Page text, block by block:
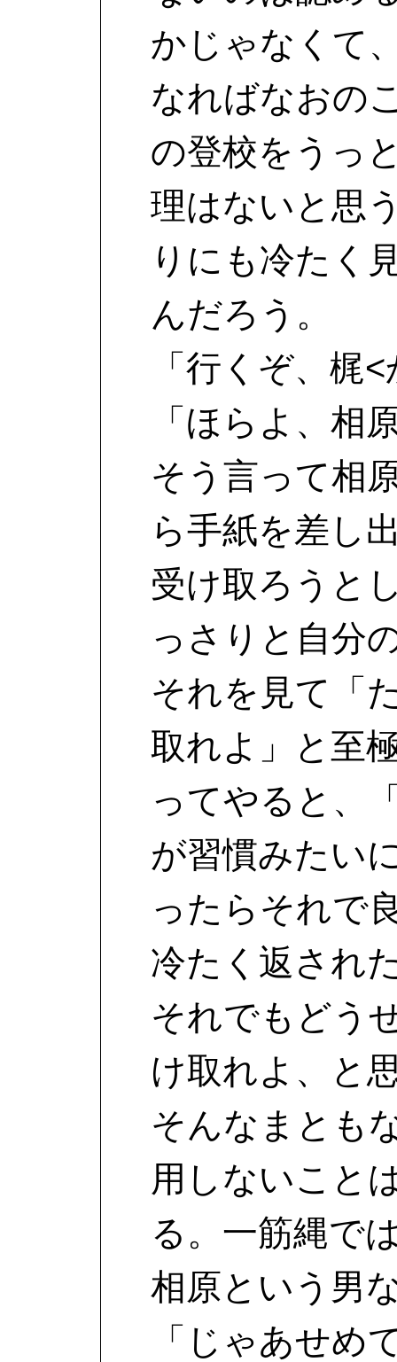
かじゃなくて
なればなおの
の登校をうっ
理はないと思
りにも冷たく
んだろう。
「行くぞ、梶
「ほらよ、相
そう言って相
ら手紙を差し
受け取ろうと
っさりと自分
それを見て「
取れよ」と至
ってやると、
が習慣みたい
ったらそれで
冷たく返され
それでもどう
け取れよ、と
そんなまとも
用しないこと
る。一筋縄で
相原という男
「じゃあせめ